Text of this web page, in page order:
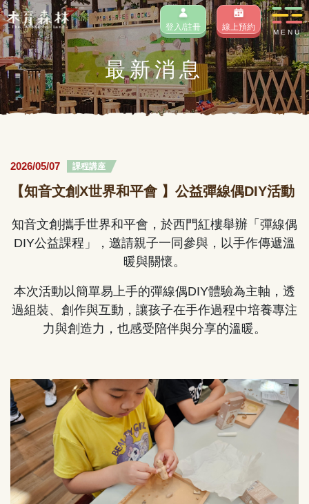
登入/註冊 線上預約
MENU
最新消息
2026/05/07 課程講座
【知音文創X世界和平會 】公益彈線偶DIY活動
知音文創攜手世界和平會，於西門紅樓舉辦「彈線偶
DIY公益課程」，邀請親子一同參與，以手作傳遞溫
暖與關懷。
本次活動以簡單易上手的彈線偶DIY體驗為主軸，透
過組裝、創作與互動，讓孩子在手作過程中培養專注
力與創造力，也感受陪伴與分享的溫暖。